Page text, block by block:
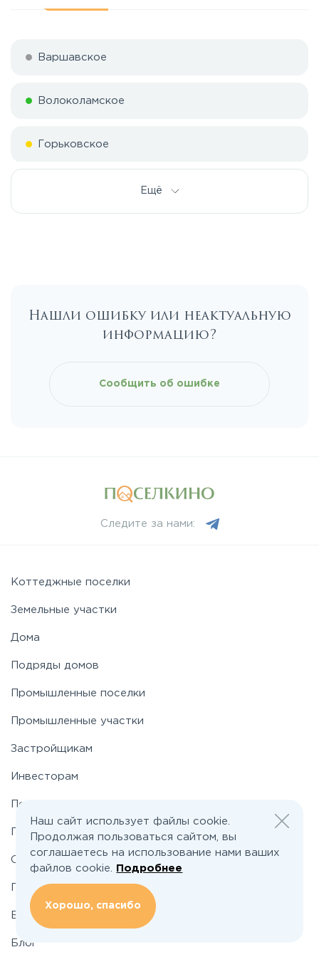
Варшавское
Волоколамское
Горьковское
Каширское
Новорижское
Носовихинское
Рогачёвское
Симферопольское
Таракановское
Фряновское
Ещё
Нашли ошибку или неактуальную
информацию?
Сообщить об ошибке
Следите за нами:
Коттеджные поселки
Земельные участки
Дома
Подряды домов
Промышленные поселки
Промышленные участки
Застройщикам
Инвесторам
По шоссе
По районам
О проекте
Подбор земельного участка
Вакансии
Блог
Наш сайт использует файлы cookie.
Продолжая пользоваться сайтом, вы
соглашаетесь на использование нами ваших
файлов cookie.
Подробнее
Хорошо, спасибо